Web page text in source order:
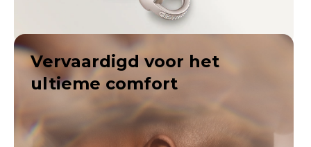
Vervaardigd voor het
ultieme comfort